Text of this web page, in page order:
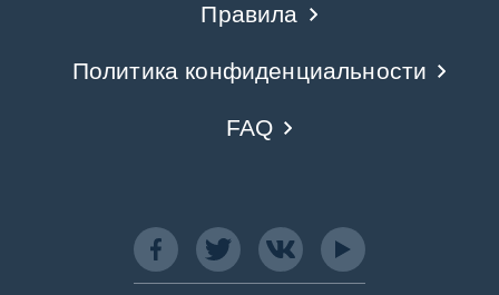
Правила
Политика конфиденциальности
FAQ